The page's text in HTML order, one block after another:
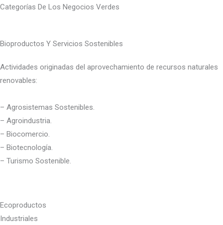
Categorías De Los Negocios Verdes
Bioproductos Y Servicios Sostenibles
Actividades originadas del aprovechamiento de recursos naturales
renovables:
– Agrosistemas Sostenibles.
– Agroindustria.
– Biocomercio.
– Biotecnología.
– Turismo Sostenible.
Ecoproductos
Industriales